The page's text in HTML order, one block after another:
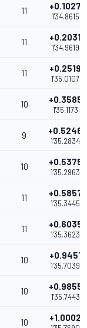
11 +0.1027
1'34.8615
11 +0.2031
1'34.9619
11 +0.2519
1'35.0107
10 +0.3585
1'35.1173
9 +0.5246
1'35.2834
10 +0.5375
1'35.2963
11 +0.5857
1'35.3445
11 +0.6035
1'35.3623
10 +0.9451
1'35.7039
10 +0.9855
1'35.7443
10 +1.0002